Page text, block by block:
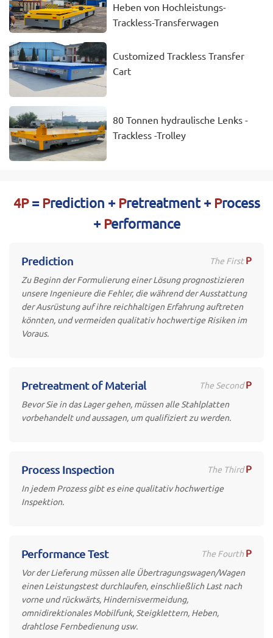
Heben von Hochleistungs-
Trackless-Transferwagen
Customized Trackless Transfer
Cart
80 Tonnen hydraulische Lenks -
Trackless -Trolley
4P=Prediction +Pretreatment +Process
+Performance
The First P
Prediction
Zu Beginn der Formulierung einer Lösung prognostizieren
unsere Ingenieure die Fehler, die während der Ausstattung
der Ausrüstung auf ihre reichhaltigen Erfahrung auftreten
könnten, und vermeiden qualitativ hochwertige Risiken im
Voraus.
The Second P
Pretreatment of Material
Bevor Sie in das Lager gehen, müssen alle Stahlplatten
vorbehandelt und aussagen, um qualifiziert zu werden.
The Third P
Process Inspection
In jedem Prozess gibt es eine qualitativ hochwertige
Inspektion.
The Fourth P
Performance Test
Vor der Lieferung müssen alle Übertragungswagen/Wagen
einen Leistungstest durchlaufen, einschließlich Last nach
vorne und rückwärts, Hindernisvermeidung,
omnidirektionales Mobilfunk, Steigklettern, Heben,
drahtlose Fernbedienung usw.